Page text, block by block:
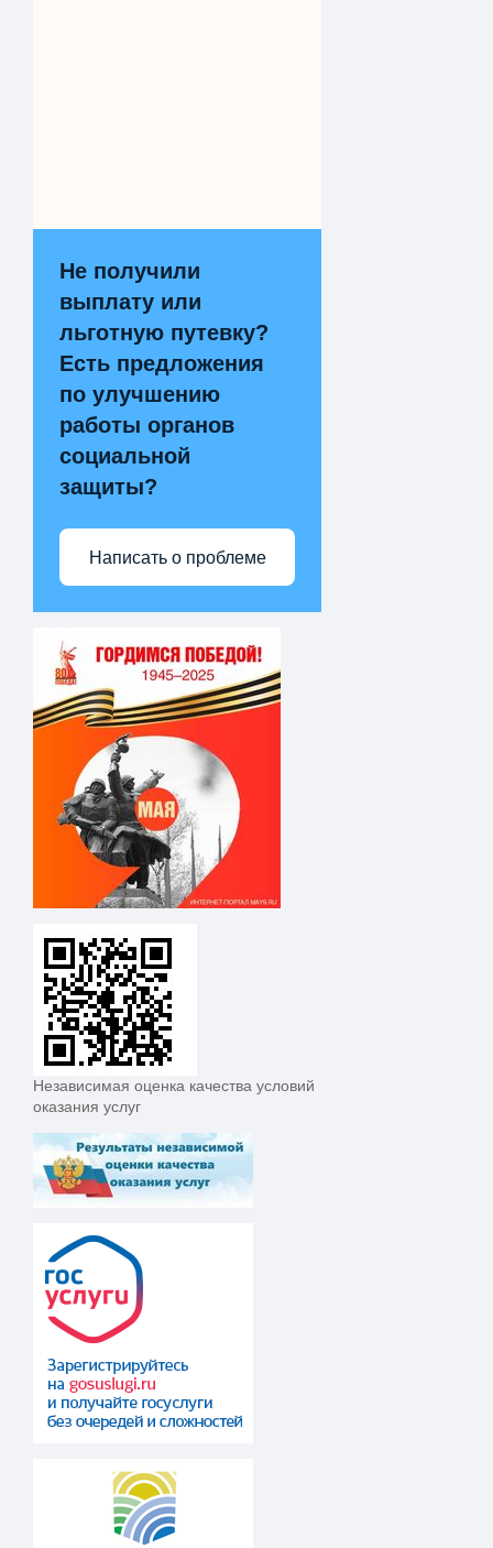
Не получили
выплату или
льготную путевку?
Есть предложения
по улучшению
работы органов
социальной
защиты?
Написать о проблеме
Независимая оценка качества условий
оказания услуг